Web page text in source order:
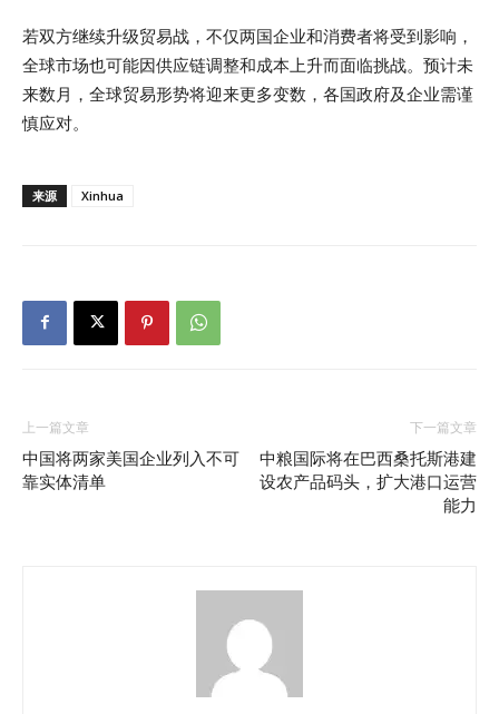
若双方继续升级贸易战，不仅两国企业和消费者将受到影响，
全球市场也可能因供应链调整和成本上升而面临挑战。预计未
来数月，全球贸易形势将迎来更多变数，各国政府及企业需谨
慎应对。
来源 Xinhua
上一篇文章
中国将两家美国企业列入不可
靠实体清单
下一篇文章
中粮国际将在巴西桑托斯港建
设农产品码头，扩大港口运营
能力